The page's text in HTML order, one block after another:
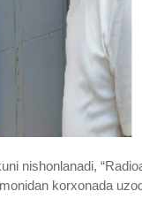
nishonlanadi,
korxonada